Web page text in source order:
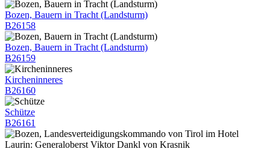
Bozen, Bauern in Tracht (Landsturm)
B26158
Bozen, Bauern in Tracht (Landsturm)
B26159
Kircheninneres
B26160
Schütze
B26161